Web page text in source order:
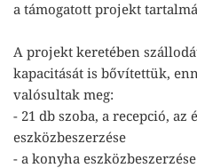
a támogatott projekt
A projekt keretében
kapacitását is bővítettük,
valósultak meg:
- 21 db szoba, a recepció, az
eszközbeszerzése
- a konyha eszközbeszerzése